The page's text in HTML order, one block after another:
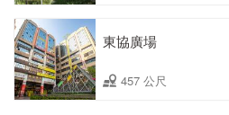
東協廣場
457 公尺